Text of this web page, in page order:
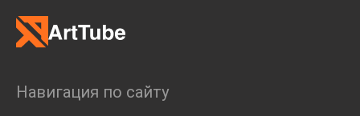
Дискуссия
Пост-релиз
Пресс-конференция
Ярмарка
Навигация по сайту